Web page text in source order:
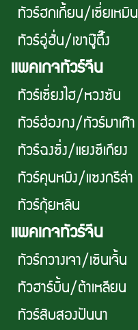
ทัวร์ฮกเกี้ยน/เซี่ยเหมิน
ทัวร์อู่ฮั่น/เขาบู๊ตึ๊ง
เเพคเกจทัวร์จีน
ทัวร์เซี่ยงไฮ/หวงซัน
ทัวร์ฮ่องกง/ทัวร์มาเก๊า
ทัวร์ฉงซิ่ง/แยงซีเกียง
ทัวร์คุนหมิง/แซงกรีล่า
ทัวร์กุ้ยหลิน
เเพคเกจทัวร์จีน
ทัวร์กวางเจา/เซินเจิ้น
ทัวฮาร์บิ้น/ต้าเหลียน
ทัวร์สิบสองปันนา